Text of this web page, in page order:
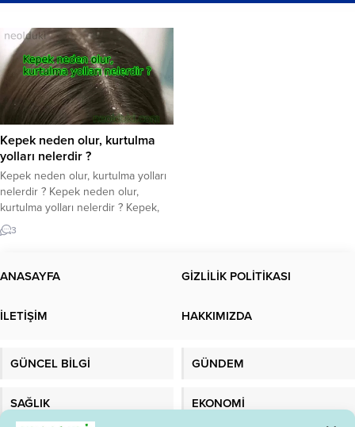
Kepek neden olur, kurtulma
yolları nelerdir ?
Kepek neden olur, kurtulma yolları
nelerdir ? Kepek neden olur,
kurtulma yolları nelerdir ? Kepek,
sağlığınızı ve görünümünüzü
olumsuz etkileyen can sıkıcı bir
şampuan seçerken dikkat edilmesi
kaşıntılı ve pullu cildin eşlik ettiği
3
ANASAYFA GİZLİLİK POLİTİKASI
İLETİŞİM HAKKIMIZDA
GÜNCEL BİLGİ GÜNDEM
SAĞLIK EKONOMİ